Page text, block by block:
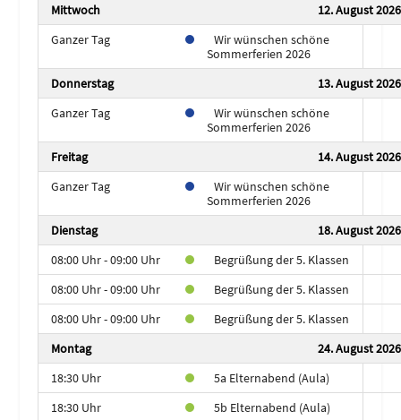
Mittwoch
12. August 2026
Ganzer Tag
Wir wünschen schöne
Sommerferien 2026
Donnerstag
13. August 2026
Ganzer Tag
Wir wünschen schöne
Sommerferien 2026
Freitag
14. August 2026
Ganzer Tag
Wir wünschen schöne
Sommerferien 2026
Dienstag
18. August 2026
08:00 Uhr - 09:00 Uhr
Begrüßung der 5. Klassen
08:00 Uhr - 09:00 Uhr
Begrüßung der 5. Klassen
08:00 Uhr - 09:00 Uhr
Begrüßung der 5. Klassen
Montag
24. August 2026
18:30 Uhr
5a Elternabend (Aula)
18:30 Uhr
5b Elternabend (Aula)